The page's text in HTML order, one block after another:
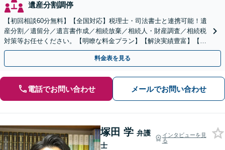
遺産分割調停
【初回相談60分無料】【全国対応】税理士・司法書士と連携可能！遺
産分割／遺留分／遺言書作成／相続放棄／相続人・財産調査／相続税
対策等お任せください。【明瞭な料金プラン】【解決実績豊富】【電
話相談可】
料金表を見る
電話でお問い合わせ メールでお問い合わせ
塚田 学 弁護
士
インタビューを見
る